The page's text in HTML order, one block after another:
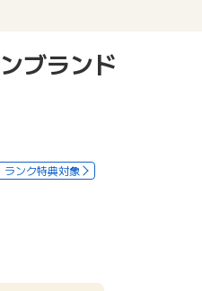
ブランド
ランク特典対象